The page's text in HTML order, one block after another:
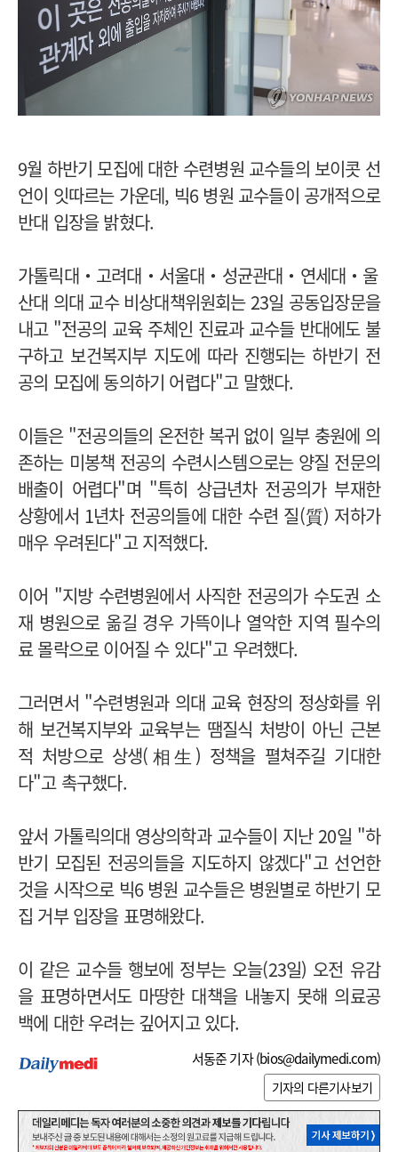
9월 하반기 모집에 대한 수련병원 교수들의 보이콧 선
언이 잇따르는 가운데, 빅6 병원 교수들이 공개적으로
반대 입장을 밝혔다.
가톨릭대‧고려대‧서울대‧성균관대‧연세대‧울
산대 의대 교수 비상대책위원회는 23일 공동입장문을
내고 "전공의 교육 주체인 진료과 교수들 반대에도 불
구하고 보건복지부 지도에 따라 진행되는 하반기 전
공의 모집에 동의하기 어렵다"고 말했다.
이들은 "전공의들의 온전한 복귀 없이 일부 충원에 의
존하는 미봉책 전공의 수련시스템으로는 양질 전문의
배출이 어렵다"며 "특히 상급년차 전공의가 부재한
상황에서 1년차 전공의들에 대한 수련 질(質) 저하가
매우 우려된다"고 지적했다.
이어 "지방 수련병원에서 사직한 전공의가 수도권 소
재 병원으로 옮길 경우 가뜩이나 열악한 지역 필수의
료 몰락으로 이어질 수 있다"고 우려했다.
그러면서 "수련병원과 의대 교육 현장의 정상화를 위
해 보건복지부와 교육부는 땜질식 처방이 아닌 근본
적 처방으로 상생(相生) 정책을 펼쳐주길 기대한
다"고 촉구했다.
앞서 가톨릭의대 영상의학과 교수들이 지난 20일 "하
반기 모집된 전공의들을 지도하지 않겠다"고 선언한
것을 시작으로 빅6 병원 교수들은 병원별로 하반기 모
집 거부 입장을 표명해왔다.
이 같은 교수들 행보에 정부는 오늘(23일) 오전 유감
을 표명하면서도 마땅한 대책을 내놓지 못해 의료공
백에 대한 우려는 깊어지고 있다.
서동준 기자 (bios@dailymedi.com)
기자의 다른기사보기